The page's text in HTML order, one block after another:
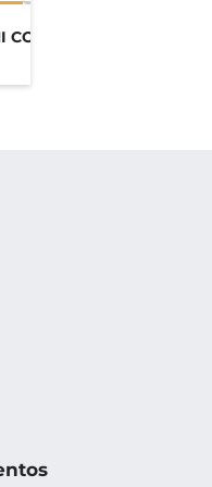
COUNTRYMAN 2023